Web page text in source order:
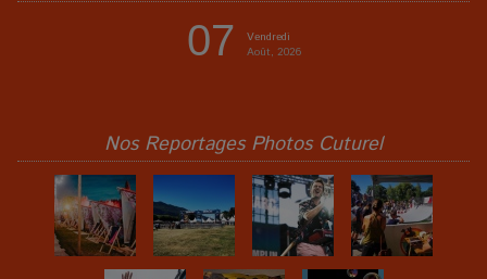
07
Vendredi
Août, 2026
Nos Reportages Photos Cuturel